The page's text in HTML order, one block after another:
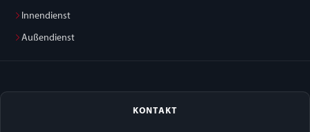
Innendienst
Außendienst
KONTAKT